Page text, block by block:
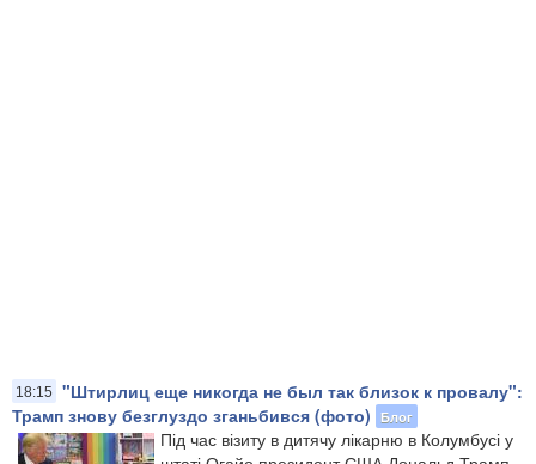
18:15
"Штирлиц еще никогда не был так близок к провалу":
Трамп знову безглуздо зганьбився (фото)
Блог
Під час візиту в дитячу лікарню в Колумбусі у